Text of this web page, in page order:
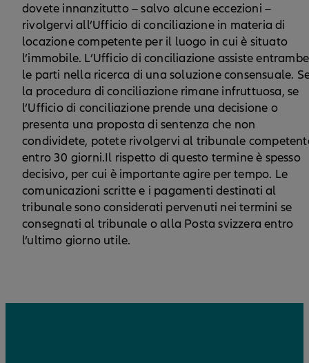
dovete innanzitutto – salvo alcune eccezioni –
rivolgervi all’Ufficio di conciliazione in materia di
locazione competente per il luogo in cui è situato
l’immobile. L’Ufficio di conciliazione assiste entrambe
le parti nella ricerca di una soluzione consensuale.
la procedura di conciliazione rimane infruttuosa, se
l’Ufficio di conciliazione prende una decisione o
presenta una proposta di sentenza che non
condividete, potete rivolgervi al tribunale
entro 30 giorni.Il rispetto di questo termine è spesso
decisivo, per cui è importante agire per tempo. Le
comunicazioni scritte e i pagamenti destinati al
tribunale sono considerati pervenuti nei termini se
consegnati al tribunale o alla Posta svizzera entro
l’ultimo giorno utile.